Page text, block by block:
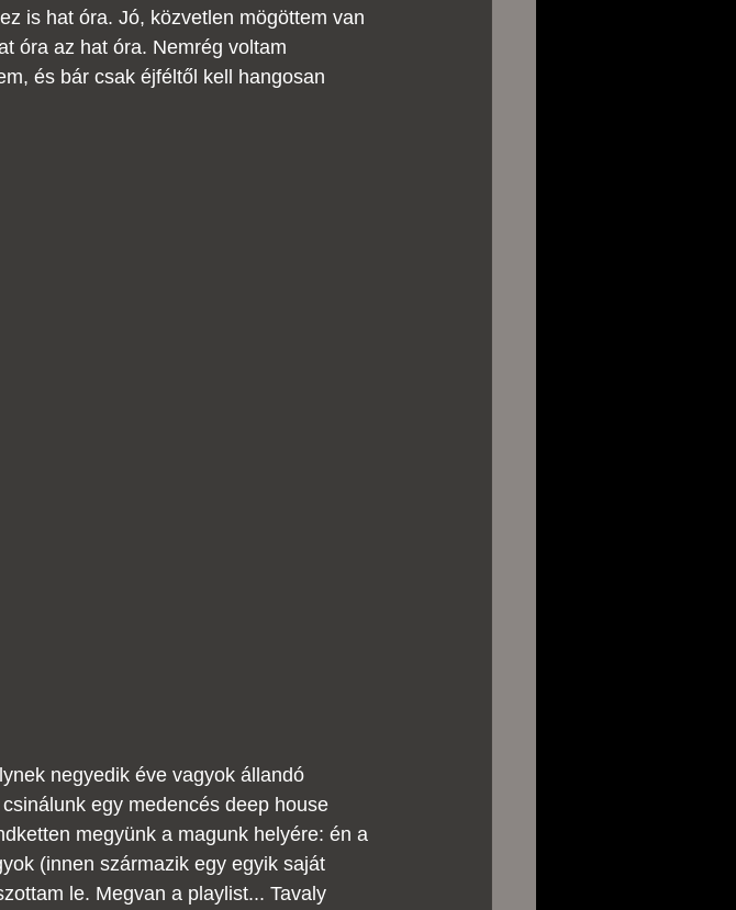
is hat óra. Jó, közvetlen mögöttem van
óra az hat óra. Nemrég voltam
és bár csak éjféltől kell hangosan
negyedik éve vagyok állandó
egy medencés deep house
megyünk a magunk helyére: én a
(innen származik egy egyik saját
le. Megvan a playlist... Tavaly